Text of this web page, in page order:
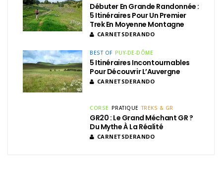
Débuter En Grande Randonnée :
5 Itinéraires Pour Un Premier
Trek En Moyenne Montagne
CARNETSDERANDO
BEST OF PUY-DE-DÔME
5 Itinéraires Incontournables
Pour Découvrir L’Auvergne
CARNETSDERANDO
CORSE PRATIQUE TREKS & GR
GR20 : Le Grand Méchant GR ?
Du Mythe À La Réalité
CARNETSDERANDO